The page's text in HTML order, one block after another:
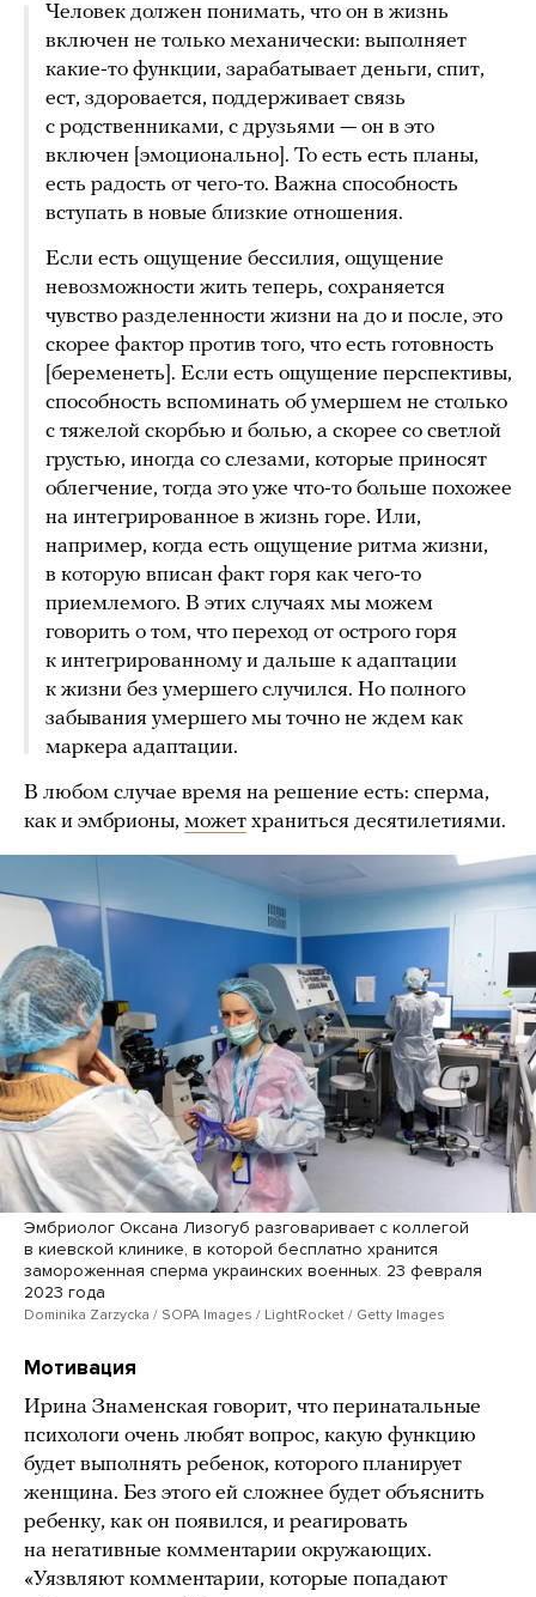
Человек должен понимать, что он в жизнь
включен не только механически: выполняет
какие-то функции, зарабатывает деньги, спит,
ест, здоровается, поддерживает связь
с родственниками, с друзьями — он в это
включен [эмоционально]. То есть есть планы,
есть радость от чего-то. Важна способность
вступать в новые близкие отношения.
Если есть ощущение бессилия, ощущение
невозможности жить теперь, сохраняется
чувство разделенности жизни на до и после, это
скорее фактор против того, что есть готовность
[беременеть]. Если есть ощущение перспективы,
способность вспоминать об умершем не столько
с тяжелой скорбью и болью, а скорее со светлой
грустью, иногда со слезами, которые приносят
облегчение, тогда это уже что-то больше похожее
на интегрированное в жизнь горе. Или,
например, когда есть ощущение ритма жизни,
в которую вписан факт горя как чего-то
приемлемого. В этих случаях мы можем
говорить о том, что переход от острого горя
к интегрированному и дальше к адаптации
к жизни без умершего случился. Но полного
забывания умершего мы точно не ждем как
маркера адаптации.
В любом случае время на решение есть: сперма,
как и эмбрионы, может храниться десятилетиями.
Эмбриолог Оксана Лизогуб разговаривает с коллегой
в киевской клинике, в которой бесплатно хранится
замороженная сперма украинских военных. 23 февраля
2023 года
Dominika Zarzycka / SOPA Images / LightRocket / Getty Images
Мотивация
Ирина Знаменская говорит, что перинатальные
психологи очень любят вопрос, какую функцию
будет выполнять ребенок, которого планирует
женщина. Без этого ей сложнее будет объяснить
ребенку, как он появился, и реагировать
на негативные комментарии окружающих.
«Уязвляют комментарии, которые попадают